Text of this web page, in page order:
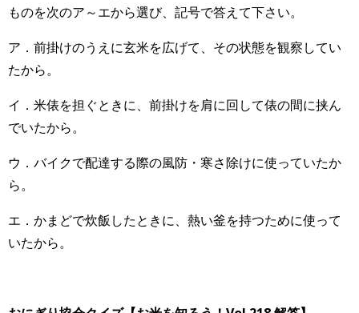
ものを次のア～エから選び、記号で答えて下さい。
ア．前掛けのうえに玄米を広げて、その状態を観察してい
たから。
イ．米俵を担ぐときに、前掛けを肩に回して俵の間に挟ん
でいたから。
ウ．バイクで配達する際の風防・寒さ除けに使っていたか
ら。
エ．かまどで炊飯したときに、熱い釜を持つために使って
いたから。